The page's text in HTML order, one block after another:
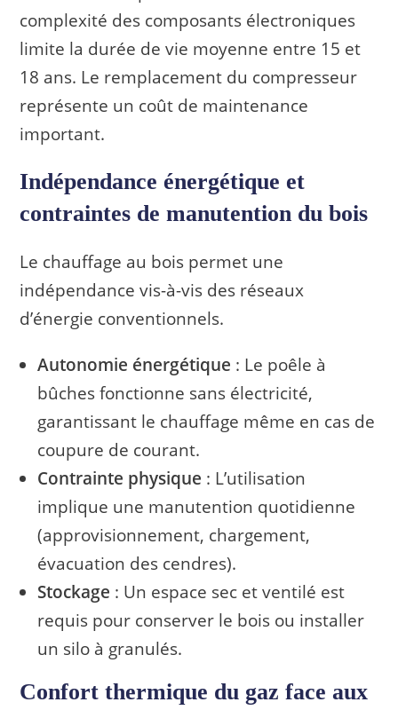
complexité des composants électroniques
limite la durée de vie moyenne entre 15 et
18 ans. Le remplacement du compresseur
représente un coût de maintenance
important.
Indépendance énergétique et
contraintes de manutention du bois
Le chauffage au bois permet une
indépendance vis-à-vis des réseaux
d’énergie conventionnels.
Autonomie énergétique : Le poêle à
bûches fonctionne sans électricité,
garantissant le chauffage même en cas de
coupure de courant.
Contrainte physique : L’utilisation
implique une manutention quotidienne
(approvisionnement, chargement,
évacuation des cendres).
Stockage : Un espace sec et ventilé est
requis pour conserver le bois ou installer
un silo à granulés.
Confort thermique du gaz face aux